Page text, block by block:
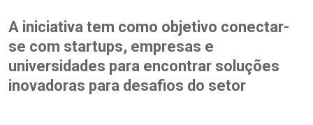
A iniciativa tem como objetivo conectar-
se com startups, empresas e
universidades para encontrar soluções
inovadoras para desafios do setor